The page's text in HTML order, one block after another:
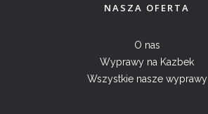
NASZA OFERTA
O nas
Wyprawy na Kazbek
Wszystkie nasze wyprawy